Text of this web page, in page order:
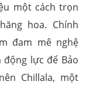
một cách trọn
hoa. Chính
đam mê nghệ
lực để Bảo
Chillala, một